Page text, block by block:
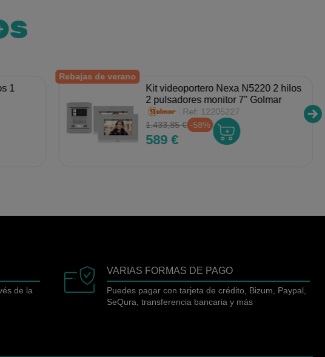
1
Rebajas de verano
Kit videoportero Nexa N5220 2 hilos
2 pulsadores monitor 7" Golmar
Ref: 12205227
1.433,85 € -58%
589 €
de la
VARIAS FORMAS DE PAGO
Puedes pagar con tarjeta de crédito, Bizum, Paypal,
SeQura, transferencia bancaria y más